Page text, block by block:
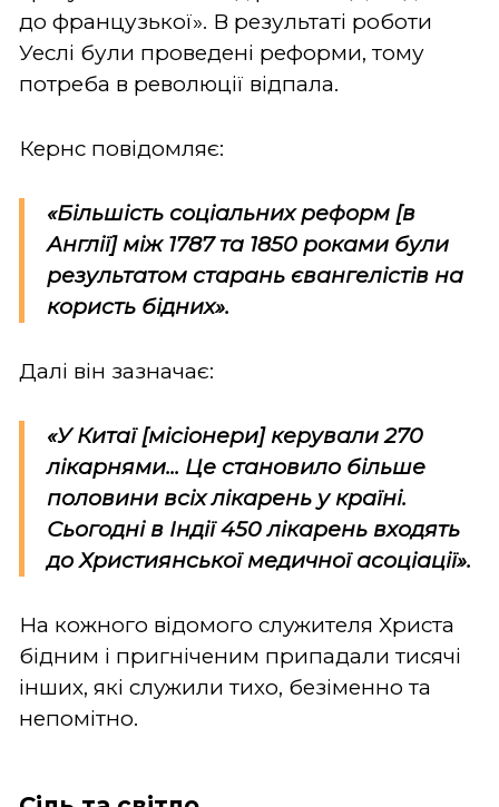
до французької». В результаті роботи
Уеслі були проведені реформи, тому
потреба в революції відпала.
Кернс повідомляє:
«Більшість соціальних реформ [в
Англії] між 1787 та 1850 роками були
результатом старань євангелістів на
користь бідних».
Далі він зазначає:
«У Китаї [місіонери] керували 270
лікарнями... Це становило більше
половини всіх лікарень у країні.
Сьогодні в Індії 450 лікарень входять
до Християнської медичної асоціації».
На кожного відомого служителя Христа
бідним і пригніченим припадали тисячі
інших, які служили тихо, безіменно та
непомітно.